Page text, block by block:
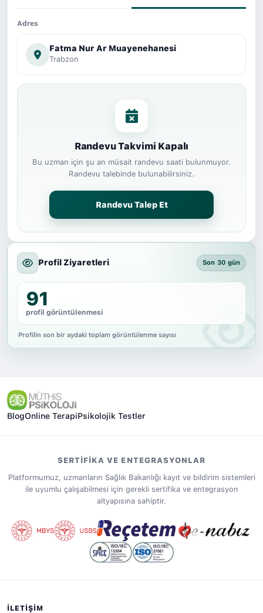
Adres
Fatma Nur Ar Muayenehanesi
Trabzon
Randevu Takvimi Kapalı
Bu uzman için şu an müsait randevu saati bulunmuyor.
Randevu talebinde bulunabilirsiniz.
Randevu Talep Et
Profil Ziyaretleri Son 30 gün
91
profil görüntülenmesi
Profilin son bir aydaki toplam görüntülenme sayısı
BlogOnline TerapiPsikolojik Testler
SERTIFIKA VE ENTEGRASYONLAR
Platformumuz, uzmanların Sağlık Bakanlığı kayıt ve bildirim sistemleri
ile uyumlu çalışabilmesi için gerekli sertifika ve entegrasyon
altyapısına sahiptir.
İLETIŞIM